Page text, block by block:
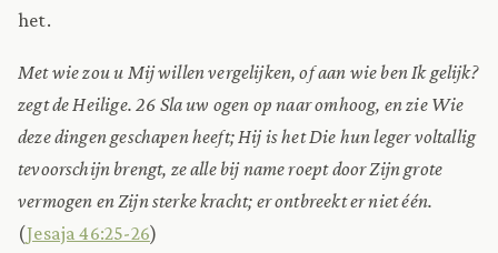
het.
Met wie zou u Mij willen vergelijken, of aan wie ben Ik gelijk?
zegt de Heilige. 26 Sla uw ogen op naar omhoog, en zie Wie
deze dingen geschapen heeft; Hij is het Die hun leger voltallig
tevoorschijn brengt, ze alle bij name roept door Zijn grote
vermogen en Zijn sterke kracht; er ontbreekt er niet één.
(Jesaja 46:25-26)